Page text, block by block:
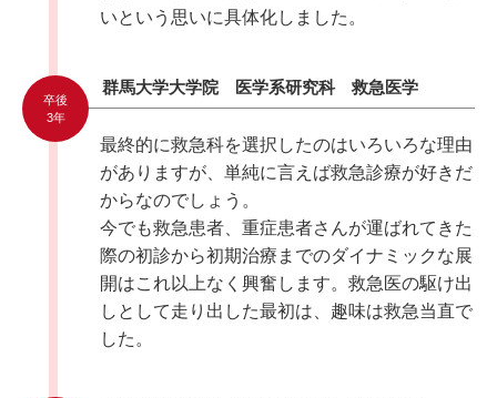
いという思いに具体化しました。
卒後
3年
群馬大学大学院 医学系研究科 救急医学
最終的に救急科を選択したのはいろいろな理由
がありますが、単純に言えば救急診療が好きだ
からなのでしょう。
今でも救急患者、重症患者さんが運ばれてきた
際の初診から初期治療までのダイナミックな展
開はこれ以上なく興奮します。救急医の駆け出
しとして走り出した最初は、趣味は救急当直で
した。